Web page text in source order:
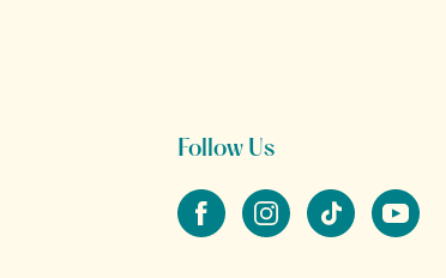
Follow Us
facebookinstagramtiktok youtube